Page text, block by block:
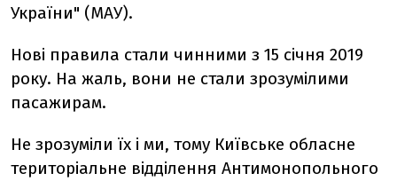
України" (МАУ).
Нові правила стали чинними з 15 січня 2019
року. На жаль, вони не стали зрозумілими
пасажирам.
Не зрозуміли їх і ми, тому Київське обласне
територіальне відділення Антимонопольного